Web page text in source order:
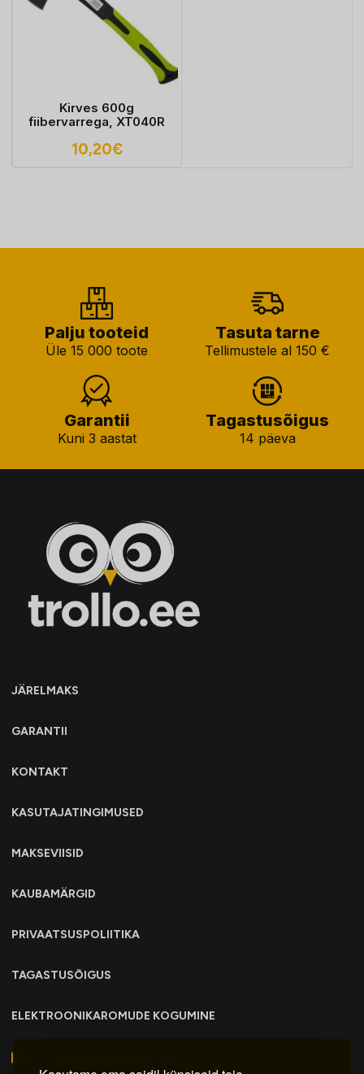
Kirves 600g
fiibervarrega, XT040R
10,20€
Palju tooteid
Üle 15 000 toote
Tasuta tarne
Tellimustele al 150 €
Garantii
Kuni 3 aastat
Tagastusõigus
14 päeva
JÄRELMAKS
GARANTII
KONTAKT
KASUTAJATINGIMUSED
MAKSEVIISID
KAUBAMÄRGID
PRIVAATSUSPOLIITIKA
TAGASTUSÕIGUS
ELEKTROONIKAROMUDE KOGUMINE